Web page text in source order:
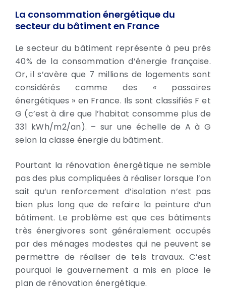
La consommation énergétique du
secteur du bâtiment en France
Le secteur du bâtiment représente à peu près
40% de la consommation d’énergie française.
Or, il s’avère que 7 millions de logements sont
considérés comme des « passoires
énergétiques » en France. Ils sont classifiés F et
G (c’est à dire que l’habitat consomme plus de
331 kWh/m2/an). – sur une échelle de A à G
selon la classe énergie du bâtiment.
Pourtant la rénovation énergétique ne semble
pas des plus compliquées à réaliser lorsque l’on
sait qu’un renforcement d’isolation n’est pas
bien plus long que de refaire la peinture d’un
bâtiment. Le problème est que ces bâtiments
très énergivores sont généralement occupés
par des ménages modestes qui ne peuvent se
permettre de réaliser de tels travaux. C’est
pourquoi le gouvernement a mis en place le
plan de rénovation énergétique.